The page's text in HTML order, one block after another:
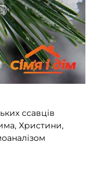
ссавців
Христини,